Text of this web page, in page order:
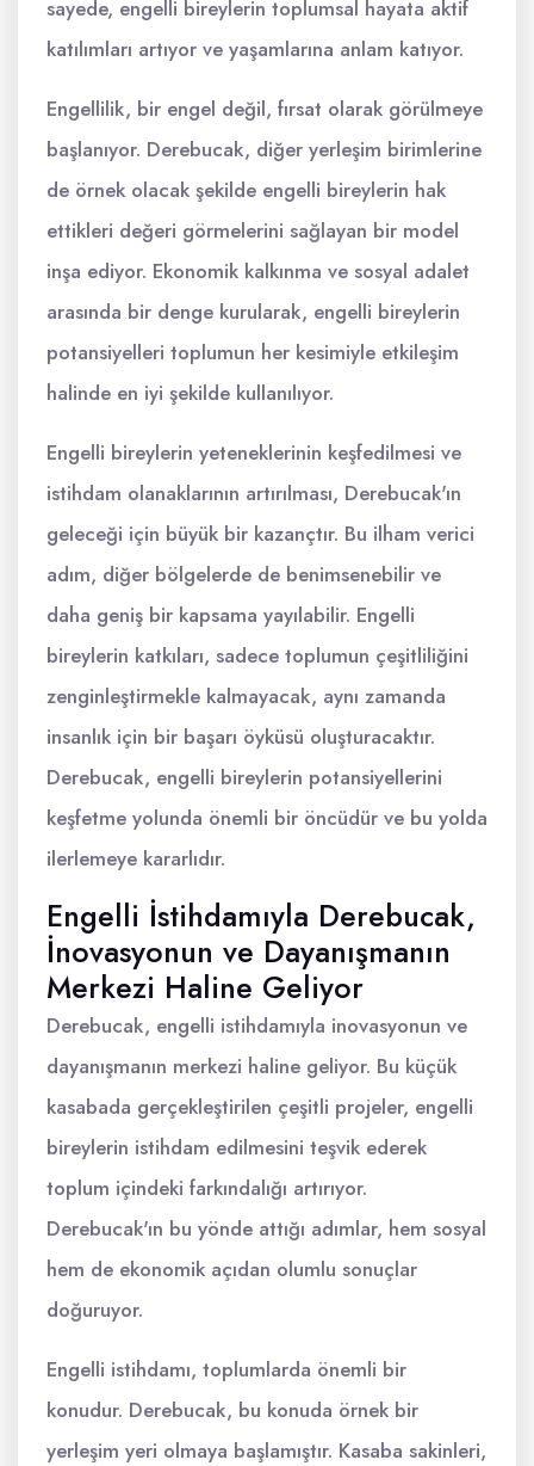
sayede, engelli bireylerin toplumsal hayata aktif
katılımları artıyor ve yaşamlarına anlam katıyor.
Engellilik, bir engel değil, fırsat olarak görülmeye
başlanıyor. Derebucak, diğer yerleşim birimlerine
de örnek olacak şekilde engelli bireylerin hak
ettikleri değeri görmelerini sağlayan bir model
inşa ediyor. Ekonomik kalkınma ve sosyal adalet
arasında bir denge kurularak, engelli bireylerin
potansiyelleri toplumun her kesimiyle etkileşim
halinde en iyi şekilde kullanılıyor.
Engelli bireylerin yeteneklerinin keşfedilmesi ve
istihdam olanaklarının artırılması, Derebucak'ın
geleceği için büyük bir kazançtır. Bu ilham verici
adım, diğer bölgelerde de benimsenebilir ve
daha geniş bir kapsama yayılabilir. Engelli
bireylerin katkıları, sadece toplumun çeşitliliğini
zenginleştirmekle kalmayacak, aynı zamanda
insanlık için bir başarı öyküsü oluşturacaktır.
Derebucak, engelli bireylerin potansiyellerini
keşfetme yolunda önemli bir öncüdür ve bu yolda
ilerlemeye kararlıdır.
Engelli İstihdamıyla Derebucak,
İnovasyonun ve Dayanışmanın
Merkezi Haline Geliyor
Derebucak, engelli istihdamıyla inovasyonun ve
dayanışmanın merkezi haline geliyor. Bu küçük
kasabada gerçekleştirilen çeşitli projeler, engelli
bireylerin istihdam edilmesini teşvik ederek
toplum içindeki farkındalığı artırıyor.
Derebucak'ın bu yönde attığı adımlar, hem sosyal
hem de ekonomik açıdan olumlu sonuçlar
doğuruyor.
Engelli istihdamı, toplumlarda önemli bir
konudur. Derebucak, bu konuda örnek bir
yerleşim yeri olmaya başlamıştır. Kasaba sakinleri,